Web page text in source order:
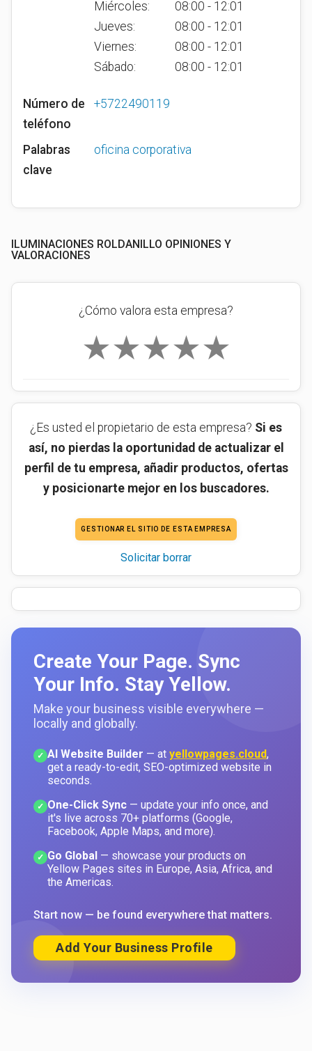
Miércoles:
08:00 - 12:01
Jueves:
08:00 - 12:01
Viernes:
08:00 - 12:01
Sábado:
08:00 - 12:01
Número de
teléfono
+5722490119
Palabras
clave
oficina corporativa
ILUMINACIONES ROLDANILLO OPINIONES Y
VALORACIONES
¿Cómo valora esta empresa?
★
★
★
★
★
¿Es usted el propietario de esta empresa? Si es
así, no pierdas la oportunidad de actualizar el
perfil de tu empresa, añadir productos, ofertas
y posicionarte mejor en los buscadores.
GESTIONAR EL SITIO DE ESTA EMPRESA
Solicitar borrar
Create Your Page. Sync
Your Info. Stay Yellow.
Make your business visible everywhere —
locally and globally.
✓ AI Website Builder — at yellowpages.cloud,
get a ready-to-edit, SEO-optimized website in
seconds.
✓ One-Click Sync — update your info once, and
it's live across 70+ platforms (Google,
Facebook, Apple Maps, and more).
✓ Go Global — showcase your products on
Yellow Pages sites in Europe, Asia, Africa, and
the Americas.
Start now — be found everywhere that matters.
Add Your Business Profile